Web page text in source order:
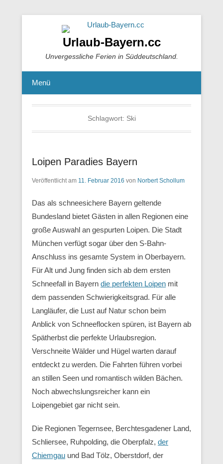
Urlaub-Bayern.cc
Unvergessliche Ferien in Süddeutschland.
Menü
Schlagwort: Ski
Loipen Paradies Bayern
Veröffentlicht am 11. Februar 2016 von Norbert Schollum
Das als schneesichere Bayern geltende
Bundesland bietet Gästen in allen Regionen eine
große Auswahl an gespurten Loipen. Die Stadt
München verfügt sogar über den S-Bahn-
Anschluss ins gesamte System in Oberbayern.
Für Alt und Jung finden sich ab dem ersten
Schneefall in Bayern die perfekten Loipen mit
dem passenden Schwierigkeitsgrad. Für alle
Langläufer, die Lust auf Natur schon beim
Anblick von Schneeflocken spüren, ist Bayern ab
Spätherbst die perfekte Urlaubsregion.
Verschneite Wälder und Hügel warten darauf
entdeckt zu werden. Die Fahrten führen vorbei
an stillen Seen und romantisch wilden Bächen.
Noch abwechslungsreicher kann ein
Loipengebiet gar nicht sein.
Die Regionen Tegernsee, Berchtesgadener Land,
Schliersee, Ruhpolding, die Oberpfalz, der
Chiemgau und Bad Tölz, Oberstdorf, der